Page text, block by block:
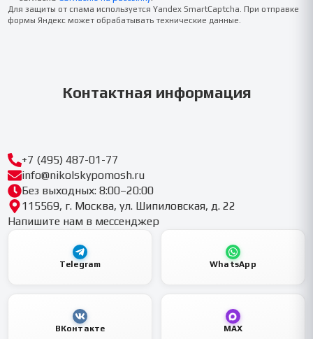
Для защиты от спама используется Yandex SmartCaptcha. При отправке
формы Яндекс может обрабатывать технические данные.
Контактная информация
+7 (495) 487-01-77
info@nikolskypomosh.ru
Без выходных: 8:00–20:00
115569, г. Москва, ул. Шипиловская, д. 22
Напишите нам в мессенджер
Telegram WhatsApp
ВКонтакте MAX